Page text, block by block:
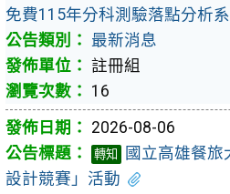
免費115年分科測驗落點分析系
最新消息
註冊組
16
2026-08-06
轉知
國立高雄餐旅
設計競賽」活動